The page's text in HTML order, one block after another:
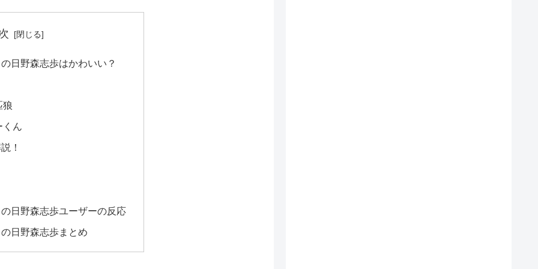
日野森志歩はかわいい？
狼
くん
！
日野森志歩ユーザーの反応
日野森志歩まとめ